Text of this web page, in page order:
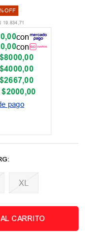
OFF
19.834,71
,00con
,00con
$8000,00
$4000,00
$2667,00
$2000,00
pago
XL